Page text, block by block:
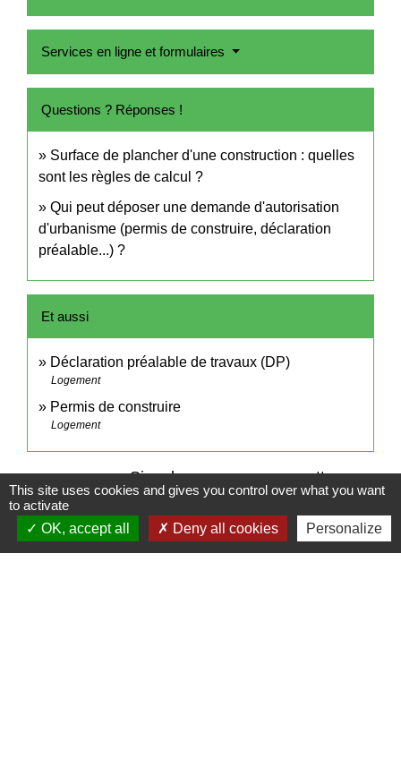
Services en ligne et formulaires
Questions ? Réponses !
Surface de plancher d'une construction : quelles
sont les règles de calcul ?
Qui peut déposer une demande d'autorisation
d'urbanisme (permis de construire, déclaration
préalable...) ?
Et aussi
Déclaration préalable de travaux (DP)
Logement
Permis de construire
Logement
Signaler une erreur sur cette page
This site uses cookies and gives you control over what you want
to activate
OK, accept all
Deny all cookies Personalize